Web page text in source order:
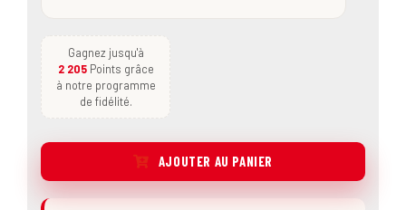
Gagnez jusqu'à
2 205Points grâce
à notre programme
de fidélité.
AJOUTER AU PANIER